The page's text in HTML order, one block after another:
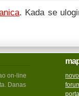
. Kada se
on-line
Danas